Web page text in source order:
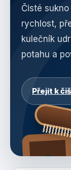
Čisté
rychlost,
kulečník
potahu a
Přejít k